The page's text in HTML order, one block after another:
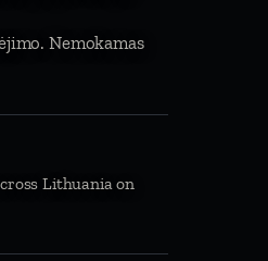
Nemokamas
Lithuania on